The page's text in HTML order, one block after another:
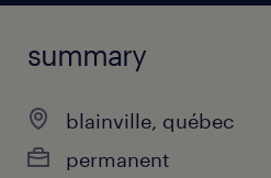
summary
blainville, québec
permanent